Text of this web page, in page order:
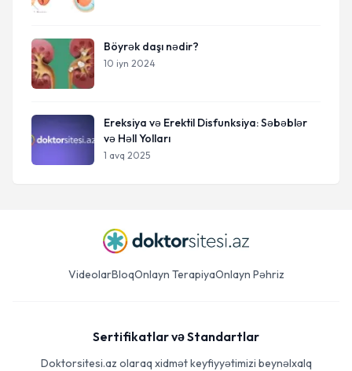
Böyrək daşı nədir?
10 iyn 2024
Ereksiya və Erektil Disfunksiya: Səbəblər
və Həll Yolları
1 avq 2025
VideolarBloqOnlayn TerapiyaOnlayn Pəhriz
Sertifikatlar və Standartlar
Doktorsitesi.az olaraq xidmət keyfiyyətimizi beynəlxalq